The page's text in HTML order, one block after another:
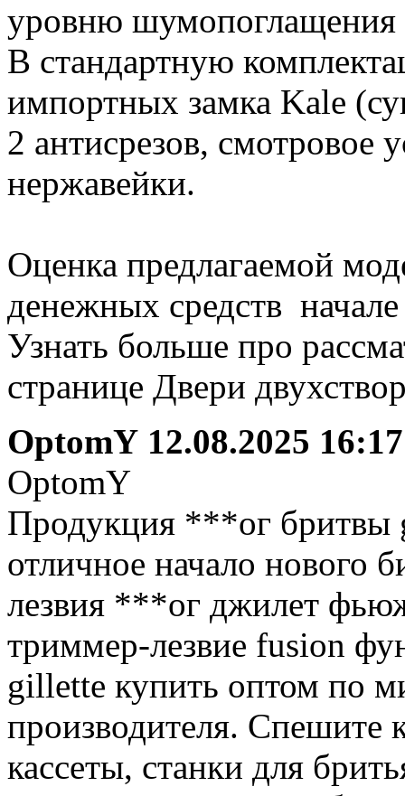
уровню шумопоглащения
В стандартную
импортных замка Kale
2 антисрезов, смотровое
нержавейки.
Оценка предлагаемой
денежных средств начале
Узнать больше про
странице Двери
OptomY 12.08.2025 16:17
OptomY
Продукция ***ог бритвы
отличное начало нового
лезвия ***ог джилет
триммер-лезвие fusion
gillette купить оптом по
производителя.
кассеты, станки для